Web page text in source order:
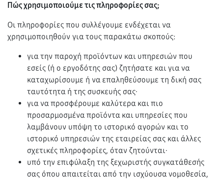
Πώς χρησιμοποιούμε τις πληροφορίες σας;
Οι πληροφορίες που συλλέγουμε ενδέχεται να
χρησιμοποιηθούν για τους παρακάτω σκοπούς:
για την παροχή προϊόντων και υπηρεσιών που
εσείς (ή ο εργοδότης σας) ζητήσατε και για να
καταχωρίσουμε ή να επαληθεύσουμε τη δική σας
ταυτότητα ή της συσκευής σας·
για να προσφέρουμε καλύτερα και πιο
προσαρμοσμένα προϊόντα και υπηρεσίες που
λαμβάνουν υπόψη το ιστορικό αγορών και το
ιστορικό υπηρεσιών της εταιρείας σας και άλλες
σχετικές πληροφορίες, όταν ζητούνται·
υπό την επιφύλαξη της ξεχωριστής συγκατάθεσής
σας όπου απαιτείται από την ισχύουσα νομοθεσία,